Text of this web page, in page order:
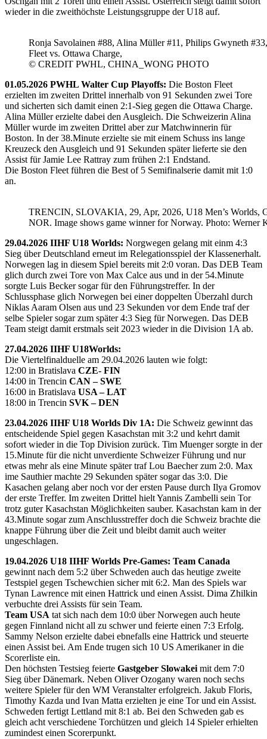
wieder in die zweithöchste Leistungsgruppe der U18 auf.
Ronja Savolainen #88, Alina Müller #11, Philips Gwyneth
Fleet vs. Ottawa Charge,
© CREDIT PWHL, CHINA_WONG PHOTO
01.05.2026 PWHL Walter Cup Playoffs: Die Boston Fleet
erzielten im zweiten Drittel innerhalb von 91 Sekunden zwei Tore
und sicherten sich damit einen 2:1-Sieg gegen die Ottawa Charge.
Alina Müller erzielte dabei den Ausgleich. Die Schweizerin Alina
Müller wurde im zweiten Drittel aber zur Matchwinnerin für
Boston. In der 38.Minute erzielte sie mit einem Schuss ins lange
Kreuzeck den Ausgleich und 91 Sekunden später lieferte sie den
Assist für Jamie Lee Rattray zum frühen 2:1 Endstand.
Die Boston Fleet führen die Best of 5 Semifinalserie damit mit 1:0
an.
TRENCIN, SLOVAKIA, 29, Apr, 2026, U18 Men’s Worlds,
NOR. Image shows game winner for Norway. Photo: Werner
29.04.2026 IIHF U18 Worlds: Norgwegen gelang mit einm 4:3
Sieg über Deutschland erneut im Relegationsspiel der Klassenerhalt.
Norwegen lag in diesem Spiel bereits mit 2:0 voran. Das DEB Team
glich durch zwei Tore von Max Calce aus und in der 54.Minute
sorgte Luis Becker sogar für den Führungstreffer. In der
Schlussphase glich Norwegen bei einer doppelten Überzahl durch
Niklas Aaram Olsen aus und 23 Sekunden vor dem Ende traf der
selbe Spieler sogar zum später 4:3 Sieg für Norwegen. Das DEB
Team steigt damit erstmals seit 2023 wieder in die Division 1A ab.
27.04.2026 IIHF U18Worlds:
Die Viertelfinalduelle am 29.04.2026 lauten wie folgt:
12:00 in Bratislava CZE- FIN
14:00 in Trencin CAN – SWE
16:00 in Bratislava USA – LAT
18:00 in Trencin SVK – DEN
23.04.2026 IIHF U18 Worlds Div 1A: Die Schweiz gewinnt das
entscheidende Spiel gegen Kasachstan mit 3:2 und kehrt damit
sofort wieder in die Top Division zurück. Tim Muenger sorgte in der
15.Minute für die nicht unverdiente Schweizer Führung und nur
etwas mehr als eine Minute später traf Lou Baecher zum 2:0. Max
ime Sauthier machte 29 Sekunden später sogar das 3:0. Die
Kasachen gelang aber noch vor der ersten Pause durch Ilya Gromov
der erste Treffer. Im zweiten Drittel hielt Yannis Zambelli sein Tor
trotz guter Kasachstan Möglichkeiten sauber. Kasachstan kam in der
43.Minute sogar zum Anschlusstreffer doch die Schweiz brachte die
knappe Führung über die Zeit und bleibt damit auch weiter
ungeschlagen.
19.04.2026 U18 IIHF Worlds Pre-Games: Team Canada
gewinnt nach dem 5:2 über Schweden auch das heutige zweite
Testspiel gegen Tschewchien sicher mit 6:2. Man des Spiels war
Tynan Lawrence mit einen Hattrick und einen Assist. Dima Zhilkin
verbuchte drei Assists für sein Team.
Team USA tat sich nach dem 10:0 über Norwegen auch heute
gegen Finnland nicht all zu schwer und feierte einen 7:3 Erfolg.
Sammy Nelson erzielte dabei ebnefalls eine Hattrick und steuerte
einen Assist bei. Am Ende trugen sich 10 US Amerikaner in die
Scorerliste ein.
Den höchsten Testsieg feierte Gastgeber Slowakei mit dem 7:0
Sieg über Dänemark. Neben Oliver Ozogany waren noch sechs
weitere Spieler für den WM Veranstalter erfolgreich. Jakub Floris,
Timothy Kazda und Ivan Matta erzielten je eine Tor und ein Assist.
Schweden fertigt Lettland mit 8:1 ab. Bei den Schweden gab es
gleich acht verschiedene Torchützen und gleich 14 Spieler erhielten
zumindest einen Scorerpunkt.